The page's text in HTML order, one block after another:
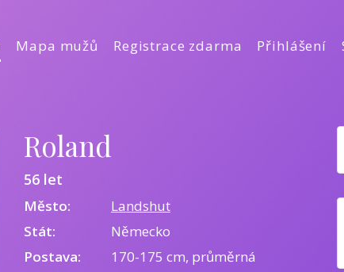
Mapa mužů Registrace zdarma Přihlášení
Roland
56 let
Město:
Landshut
Stát:
Německo
Postava:
170-175 cm, průměrná